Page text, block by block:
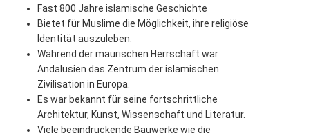
Fast 800 Jahre islamische Geschichte
Bietet für Muslime die Möglichkeit, ihre religiöse
Identität auszuleben.
Während der maurischen Herrschaft war
Andalusien das Zentrum der islamischen
Zivilisation in Europa.
Es war bekannt für seine fortschrittliche
Architektur, Kunst, Wissenschaft und Literatur.
Viele beeindruckende Bauwerke wie die